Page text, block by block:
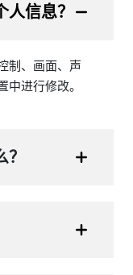
信息？
制、画面、声
进行修改。